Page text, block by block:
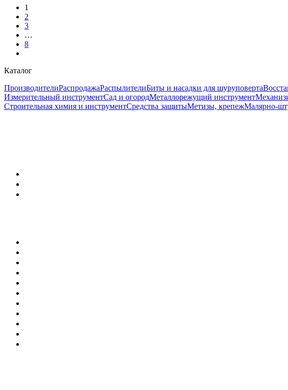
1
2
3
…
8
Каталог
ПроизводителиРаспродажаРаспылителиБиты и насадки для шуруповерта
Измерительный инструментСад и огородМеталлорежущий инструмент
Строительная химия и инструментСредства защитыМетизы, крепежМалярно-